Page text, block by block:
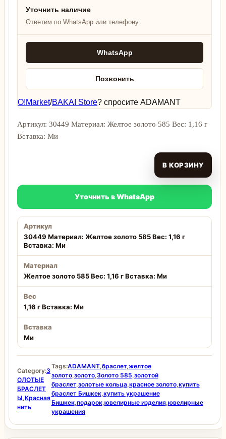
Уточнить наличие
Ответим по WhatsApp или телефону.
WhatsApp
Позвонить
O!Market/BAKAI Store? спросите ADAMANT
Артикул: 30449 Материал: Желтое золото 585 Вес: 1,16 г
Вставка: Ми
В КОРЗИНУ
Уточнить в WhatsApp
Артикул
30449 Материал: Желтое золото 585 Вес: 1,16 г
Вставка: Ми
Материал
Желтое золото 585 Вес: 1,16 г Вставка: Ми
Вес
1,16 г Вставка: Ми
Вставка
Ми
Category:З
ОЛОТЫЕ
БРАСЛЕТ
Ы,Красная
нить
Tags:ADAMANT,браслет,желтое
золото,золото,Золото 585,золотой
браслет,золотые кольца,красное золото,купить
браслет Бишкек,купить украшение
Бишкек,подарок,ювелирные изделия,ювелирные
украшения